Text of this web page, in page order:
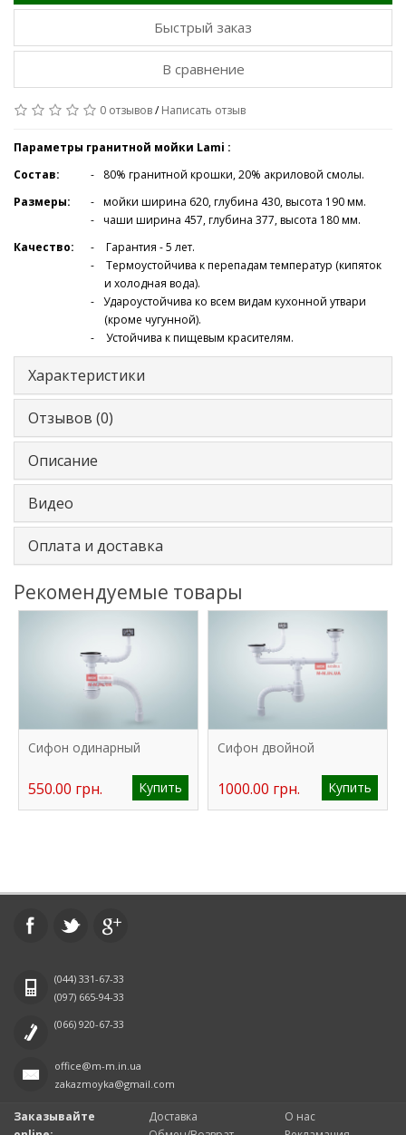
Быстрый заказ
В сравнение
0 отзывов/Написать отзыв
Параметры гранитной мойки Lami :
Состав:
80% гранитной крошки, 20% акриловой смолы.
Размеры:
мойки ширина 620, глубина 430, высота 190 мм.
чаши ширина 457, глубина 377, высота 180 мм.
Качество:
Гарантия - 5 лет.
Термоустойчива к перепадам температур (кипяток
и холодная вода).
Удароустойчива ко всем видам кухонной утвари
(кроме чугунной).
Устойчива к пищевым красителям.
Характеристики
Отзывов (0)
Описание
Видео
Оплата и доставка
Рекомендуемые товары
Сифон одинарный
550.00 грн. Купить
Сифон двойной
1000.00 грн. Купить
(044) 331-67-33
(097) 665-94-33
(066) 920-67-33
office@m-m.in.ua
zakazmoyka@gmail.com
Заказывайте
Доставка
О нас